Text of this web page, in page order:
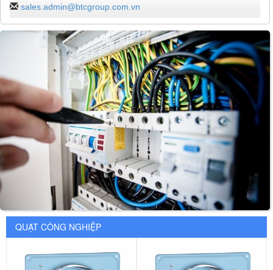
sales.admin@btcgroup.com.vn
QUẠT CÔNG NGHIỆP